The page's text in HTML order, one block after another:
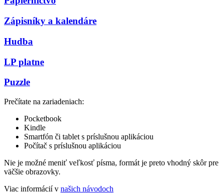
Zápisníky a kalendáre
Hudba
LP platne
Puzzle
Prečítate na zariadeniach:
Pocketbook
Kindle
Smartfón či tablet s príslušnou aplikáciou
Počítač s príslušnou aplikáciou
Nie je možné meniť veľkosť písma, formát je preto vhodný skôr pre
väčšie obrazovky.
Viac informácií v našich návodoch